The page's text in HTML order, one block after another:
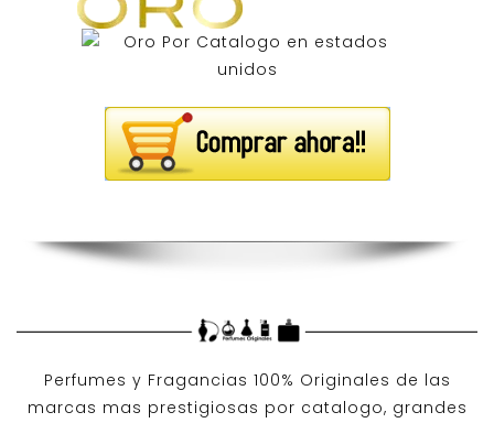
Perfumes y Fragancias 100% Originales de las
marcas mas prestigiosas por catalogo, grandes